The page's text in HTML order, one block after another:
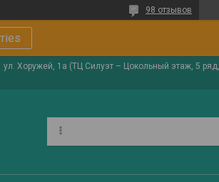
98 отзывов
ул. Хоружей, 1а (ТЦ Силуэт – Цокольный этаж, 5